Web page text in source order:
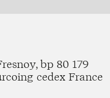
bp 80 179
cedex France